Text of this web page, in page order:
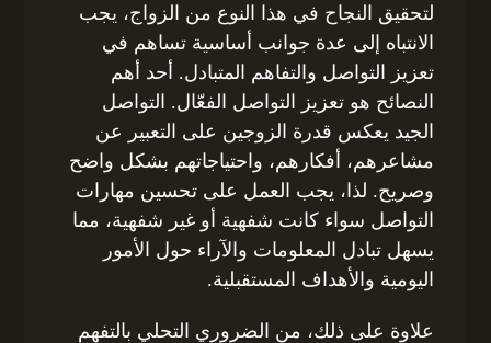
لتحقيق النجاح في هذا النوع من الزواج، يجب
الانتباه إلى عدة جوانب أساسية تساهم في
تعزيز التواصل والتفاهم المتبادل. أحد أهم
النصائح هو تعزيز التواصل الفعّال. التواصل
الجيد يعكس قدرة الزوجين على التعبير عن
مشاعرهم، أفكارهم، واحتياجاتهم بشكل واضح
وصريح. لذا، يجب العمل على تحسين مهارات
التواصل سواء كانت شفهية أو غير شفهية، مما
يسهل تبادل المعلومات والآراء حول الأمور
اليومية والأهداف المستقبلية.
علاوة على ذلك، من الضروري التحلي بالتفهم